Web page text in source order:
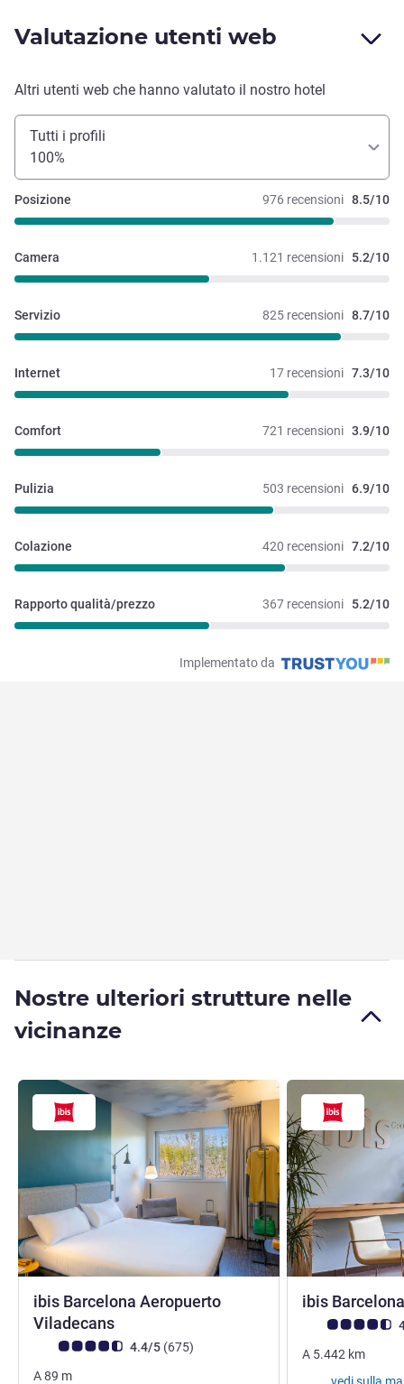
Valutazione utenti web
Altri utenti web che hanno valutato il nostro hotel
Tutti i profili
100%
976 recensioni 8.5/10
Posizione
1.121 recensioni 5.2/10
Camera
825 recensioni 8.7/10
Servizio
17 recensioni 7.3/10
Internet
721 recensioni 3.9/10
Comfort
503 recensioni 6.9/10
Pulizia
420 recensioni 7.2/10
Colazione
367 recensioni 5.2/10
Rapporto qualità/prezzo
Implementato da
Nostre ulteriori strutture nelle
vicinanze
ibis Barcelona Aeropuerto
Viladecans
Giudizio clienti (Valutazione ALL)
4.4/5 (675recensioni
)
A89 m
ibis
Giudizio clienti
A 5.442 km